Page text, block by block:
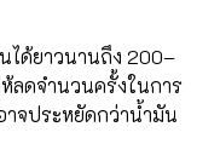
ได้ยาวนานถึง 200–
ลดจำนวนครั้งในการ
าจประหยัดกว่าน้ำมัน